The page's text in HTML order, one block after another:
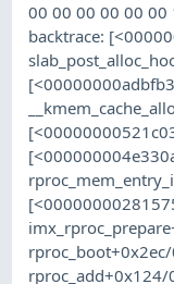
00 00 00 00 00 00
backtrace: